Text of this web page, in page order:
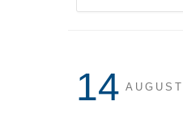
14 AUGUST